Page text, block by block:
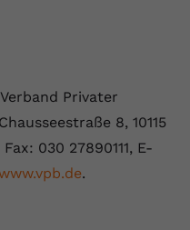
Privater
8, 10115
Fax: 030 27890111, E-
.